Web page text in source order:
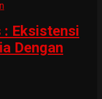
: Eksistensi
Dengan